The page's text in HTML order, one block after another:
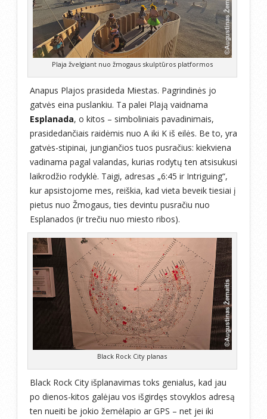
Plaja žvelgiant nuo žmogaus skulptūros platformos
Anapus Plajos prasideda Miestas. Pagrindinės jo
gatvės eina puslankiu. Ta palei Plają vaidnama
Esplanada, o kitos – simboliniais pavadinimais,
prasidedančiais raidėmis nuo A iki K iš eilės. Be to, yra
gatvės-stipinai, jungiančios tuos pusračius: kiekviena
vadinama pagal valandas, kurias rodytų ten atsisukusi
laikrodžio rodyklė. Taigi, adresas „6:45 ir Intriguing“,
kur apsistojome mes, reiškia, kad vieta beveik tiesiai į
pietus nuo Žmogaus, ties devintu pusračiu nuo
Esplanados (ir trečiu nuo miesto ribos).
Black Rock City planas
Black Rock City išplanavimas toks genialus, kad jau
po dienos-kitos galėjau vos išgirdęs stovyklos adresą
ten nueiti be jokio žemėlapio ar GPS – net jei iki